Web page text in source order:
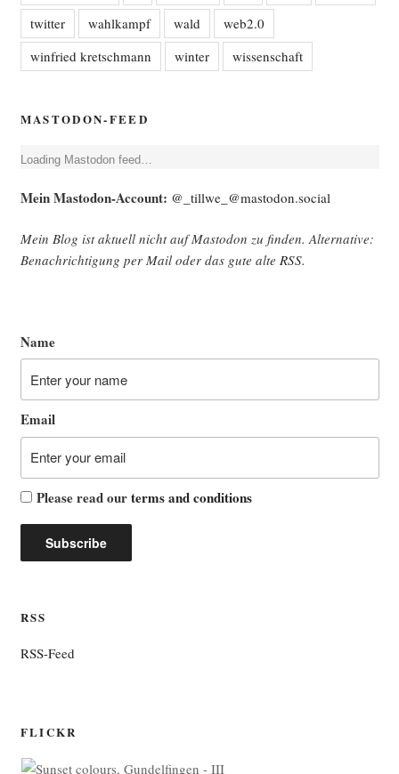
twitter
wahlkampf wald
web2.0
winfried kretschmann
winter wissenschaft
MASTODON-FEED
Loa­ding Mast­o­don feed…
Mein Mast­o­don-Account: @_tillwe_@mastodon.social
Mein Blog ist aktu­ell nicht auf Mast­o­don zu fin­den. Alter­na­ti­ve:
Benach­rich­ti­gung per Mail oder das gute alte RSS.
Name
Email
Please read ourterms and conditions
RSS
RSS-Feed
FLICKR